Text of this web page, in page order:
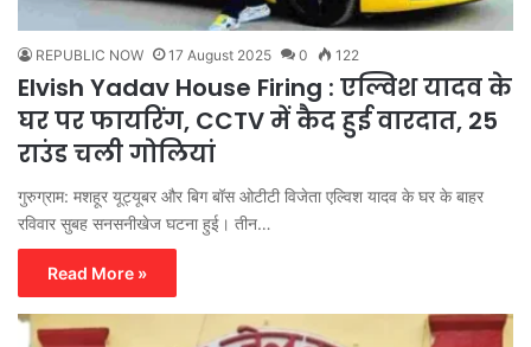
REPUBLIC NOW 17 August 2025 0 122
Elvish Yadav House Firing : एल्विश यादव के
घर पर फायरिंग, CCTV में कैद हुई वारदात, 25
राउंड चली गोलियां
गुरुग्राम: मशहूर यूट्यूबर और बिग बॉस ओटीटी विजेता एल्विश यादव के घर के बाहर
रविवार सुबह सनसनीखेज घटना हुई। तीन…
Read More »